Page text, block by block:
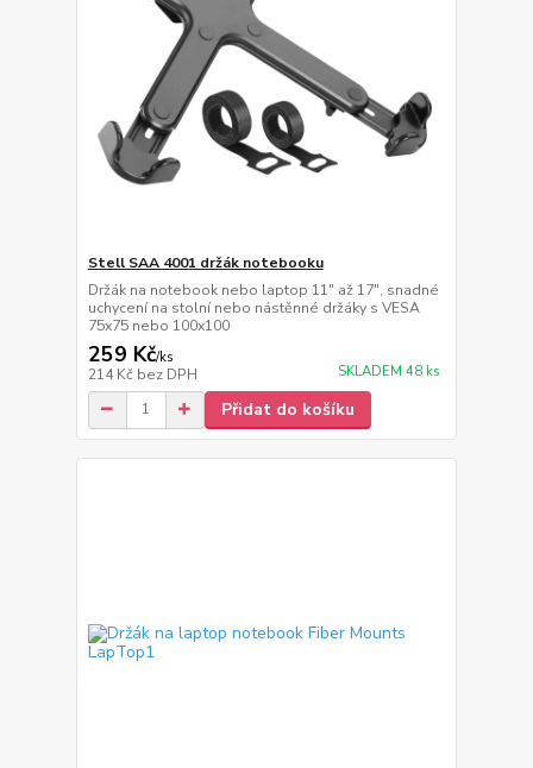
Stell SAA 4001 držák notebooku
Držák na notebook nebo laptop 11" až 17", snadné
uchycení na stolní nebo nástěnné držáky s VESA
75x75 nebo 100x100
259 Kč/ks
214 Kč bez DPH SKLADEM 48 ks
Přidat do košíku